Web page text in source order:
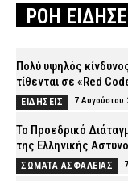
ΡΟΗ
Πολύ υψηλός
τίθενται σε «Red
ΕΙΔΗΣΕΙΣ 7 Αυγούστου
Το Προεδρικό
της Ελληνικής
ΣΩΜΑΤΑ ΑΣΦΑΛΕΙΑΣ